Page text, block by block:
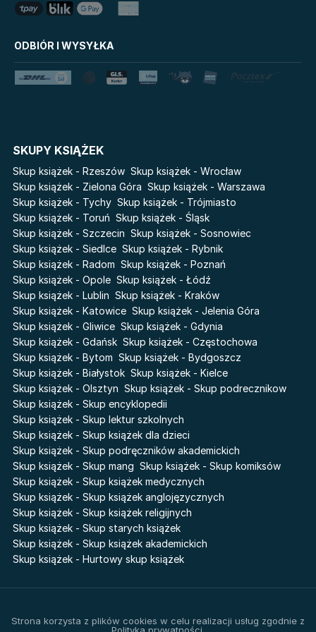
Grzeszni Miliarderzy
Uniwersum Reina Roja
Królestwo kłamstw
Lato
Star Wars Darth Vader
Pamiętniki Wampirów
Basia. Wielka księga.
Poznawaj świat z Basią
The Hazel Wood
Zmierzch
Faye
Katie Maguire
Liceum Freuda
Sherlock Holmes Society
Światy Pilipiuka
Cień od wschodu
Przebudzenie powietrza
Pieśń Lwicy
Akademia wampirów
Karneval
Baśń o złamanym sercu
Prosta zabawa
ODBIÓR I WYSYŁKA
SKUPY KSIĄŻEK
Skup książek - Rzeszów Skup książek - Wrocław
Skup książek - Zielona Góra Skup książek - Warszawa
Skup książek - Tychy Skup książek - Trójmiasto
Skup książek - Toruń Skup książek - Śląsk
Skup książek - Szczecin Skup książek - Sosnowiec
Skup książek - Siedlce Skup książek - Rybnik
Skup książek - Radom Skup książek - Poznań
Skup książek - Opole Skup książek - Łódź
Skup książek - Lublin Skup książek - Kraków
Skup książek - Katowice Skup książek - Jelenia Góra
Skup książek - Gliwice Skup książek - Gdynia
Skup książek - Gdańsk Skup książek - Częstochowa
Skup książek - Bytom Skup książek - Bydgoszcz
Skup książek - Białystok Skup książek - Kielce
Skup książek - Olsztyn Skup książek - Skup podrecznikow
Skup książek - Skup encyklopedii
Skup książek - Skup lektur szkolnych
Skup książek - Skup książek dla dzieci
Skup książek - Skup podręczników akademickich
Skup książek - Skup mang Skup książek - Skup komiksów
Skup książek - Skup książek medycznych
Skup książek - Skup książek anglojęzycznych
Skup książek - Skup książek religijnych
Skup książek - Skup starych książek
Skup książek - Skup książek akademickich
Skup książek - Hurtowy skup książek
Strona korzysta z plików cookies w celu realizacji usług zgodnie z